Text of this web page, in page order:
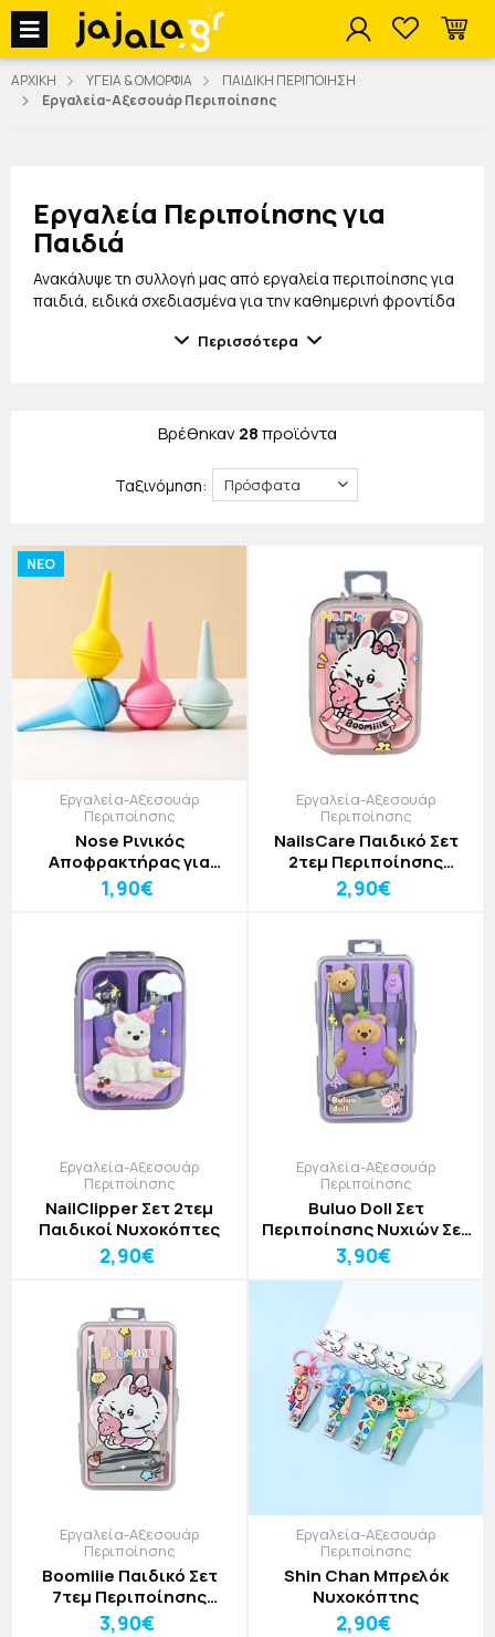
jajala Menu
ΑΡΧΙΚΗ ΥΓΕΙΑ & ΟΜΟΡΦΙΑ
ΠΑΙΔΙΚΗ ΠΕΡΙΠΟΙΗΣΗ
Εργαλεία-Αξεσουάρ Περιποίησης
Εργαλεία Περιποίησης για
Παιδιά
Ανακάλυψε τη συλλογή μας από εργαλεία περιποίησης για
παιδιά, ειδικά σχεδιασμένα για την καθημερινή φροντίδα
κατηγορίας προσφέρουν ασφάλεια, πρακτικότητα και
Στη συλλογή θα βρεις ποιοτικά και ασφαλή εργαλεία
περιποίησης, κατασκευασμένα από υλικά κατάλληλα για
παιδιά, με εργονομικό σχεδιασμό που διευκολύνει τη
χρήση. Είναι ιδανικά για καθημερινή φροντίδα στο σπίτι
Περισσότερα
Βρέθηκαν28προϊόντα
Ταξινόμηση:
NEO
Εργαλεία-Αξεσουάρ
Περιποίησης
Nose Ρινικός
Αποφρακτήρας για
Βρέφη και Παιδιά
1,90€
Εργαλεία-Αξεσουάρ
Περιποίησης
NailsCare Παιδικό Σετ
2τεμ Περιποίησης
Νυχιών Με Σχέδιο Γατάκι
2,90€
Εργαλεία-Αξεσουάρ
Περιποίησης
NailClipper Σετ 2τεμ
Παιδικοί Νυχοκόπτες
2,90€
Εργαλεία-Αξεσουάρ
Περιποίησης
Buluo Doll Σετ
Περιποίησης Νυχιών Σετ
7 Τεμαχίων
3,90€
Εργαλεία-Αξεσουάρ
Περιποίησης
Boomiiie Παιδικό Σετ
7τεμ Περιποίησης
Νυχιών
3,90€
Εργαλεία-Αξεσουάρ
Περιποίησης
Shin Chan Μπρελόκ
Νυχοκόπτης
2,90€